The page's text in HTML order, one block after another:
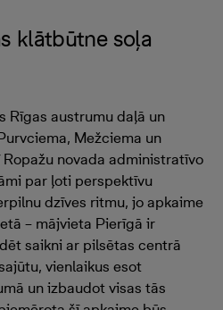
klātbūtne soļa
Rīgas austrumu daļā un
Mežciema un
novada administratīvo
par ļoti perspektīvu
dzīves ritmu, jo apkaime
– mājvieta Pierīgā ir
saikni ar pilsētas centrā
vienlaikus esot
un izbaudot visas tās